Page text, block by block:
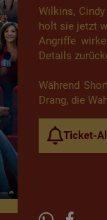
Wilkins,
holt sie jetzt
Angriffe
Details
Während
Drang, die
Ticket-